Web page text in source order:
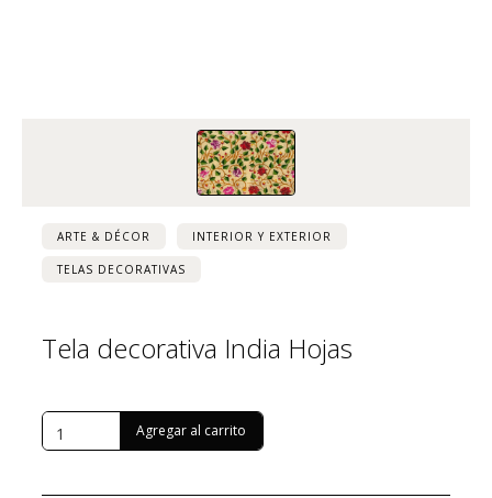
ARTE & DÉCOR INTERIOR Y EXTERIOR
TELAS DECORATIVAS
Tela decorativa India Hojas